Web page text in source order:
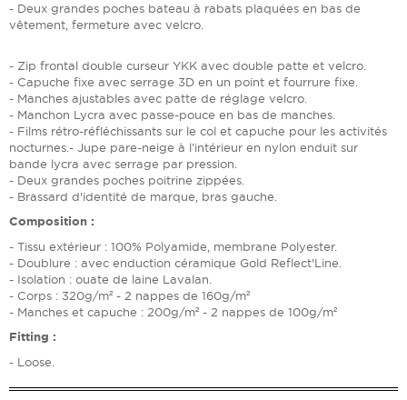
- Deux grandes poches bateau à rabats plaquées en bas de
vêtement, fermeture avec velcro.
- Zip frontal double curseur YKK avec double patte et velcro.
- Capuche fixe avec serrage 3D en un point et fourrure fixe.
- Manches ajustables avec patte de réglage velcro.
- Manchon Lycra avec passe-pouce en bas de manches.
- Films rétro-réfléchissants sur le col et capuche pour les activités
nocturnes.- Jupe pare-neige à l’intérieur en nylon enduit sur
bande lycra avec serrage par pression.
- Deux grandes poches poitrine zippées.
- Brassard d'identité de marque, bras gauche.
Composition :
- Tissu extérieur : 100% Polyamide, membrane Polyester.
- Doublure : avec enduction céramique Gold Reflect'Line.
- Isolation : ouate de laine Lavalan.
- Corps : 320g/m² - 2 nappes de 160g/m²
- Manches et capuche : 200g/m² - 2 nappes de 100g/m²
Fitting :
- Loose.